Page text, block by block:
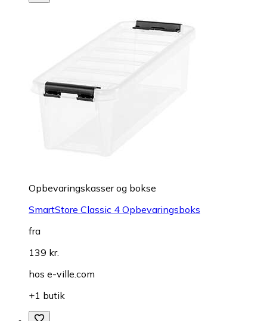
Opbevaringskasser og bokse
SmartStore Classic 4 Opbevaringsboks
fra
139 kr.
hos e-ville.com
+1 butik